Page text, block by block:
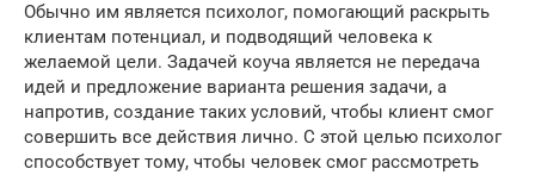
Обычно им является психолог, помогающий раскрыть
клиентам потенциал, и подводящий человека к
желаемой цели. Задачей коуча является не передача
идей и предложение варианта решения задачи, а
напротив, создание таких условий, чтобы клиент смог
совершить все действия лично. С этой целью психолог
способствует тому, чтобы человек смог рассмотреть